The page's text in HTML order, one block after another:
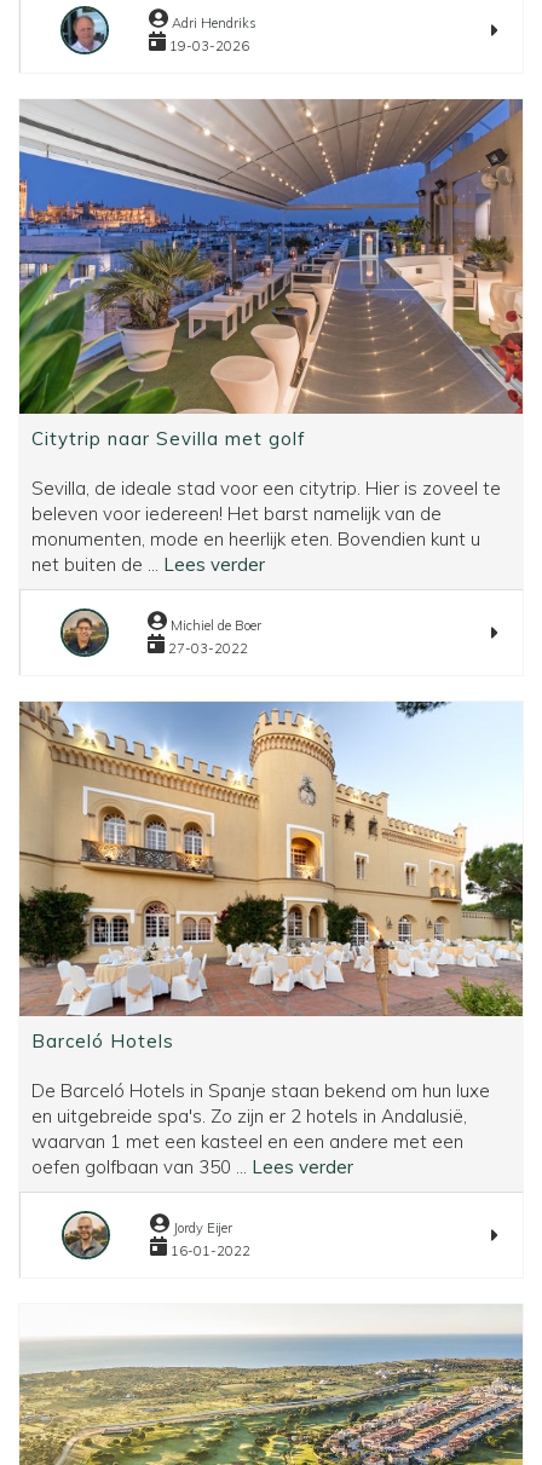
&
Spa
Resort
Adri Hendriks
19-03-2026
Citytrip naar Sevilla met golf
Sevilla, de ideale stad voor een citytrip. Hier is zoveel te
beleven voor iedereen! Het barst namelijk van de
monumenten, mode en heerlijk eten. Bovendien kunt u
net buiten de ... Lees verderCitytrip
naar
Michiel de Boer
27-03-2022
Barceló Hotels
De Barceló Hotels in Spanje staan bekend om hun luxe
en uitgebreide spa's. Zo zijn er 2 hotels in Andalusië,
waarvan 1 met een kasteel en een andere met een
oefen golfbaan van 350 ... Lees verderBarceló
Hotels
Jordy Eijer
16-01-2022